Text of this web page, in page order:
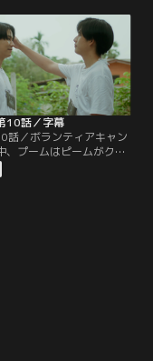
とトゥーイが一緒に時間
ようにとピームと仲間た
ティアキャンプに参加す
り、さらなるメンバーを
し始める。プームと友人
てファーンも…。
10話／字幕
話／ボランティアキャン
、プームはピームがクル
かれているのが相変わら
いが、二人の距離は接近
イのことが好きなんだと
して、トゥーイと二人き